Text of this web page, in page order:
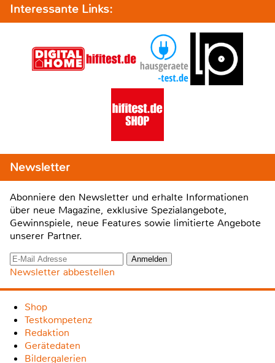
Interessante Links:
Newsletter
Abonniere den Newsletter und erhalte Informationen
über neue Magazine, exklusive Spezialangebote,
Gewinnspiele, neue Features sowie limitierte Angebote
unserer Partner.
Newsletter abbestellen
Shop
Testkompetenz
Redaktion
Gerätedaten
Bildergalerien